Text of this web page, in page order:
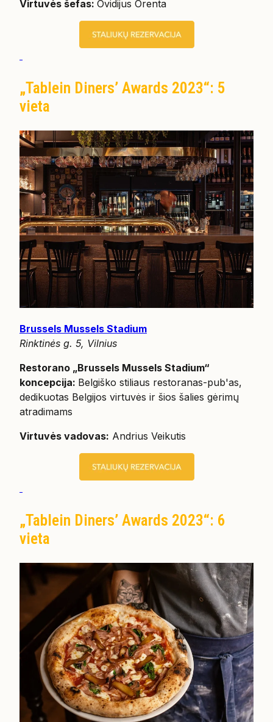
Virtuvės šefas: Ovidijus Orenta
„Tablein Diners’ Awards 2023“: 5
vieta
Brussels Mussels Stadium
Rinktinės g. 5, Vilnius
Restorano „Brussels Mussels Stadium“
koncepcija: Belgiško stiliaus restoranas-pub'as,
dedikuotas Belgijos virtuvės ir šios šalies gėrimų
atradimams
Virtuvės vadovas: Andrius Veikutis
„Tablein Diners’ Awards 2023“: 6
vieta